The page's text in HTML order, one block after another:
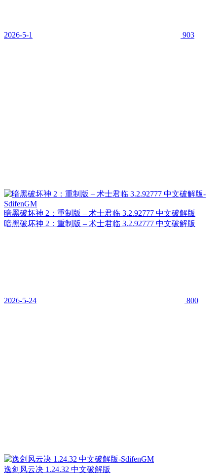
2026-5-1 903
暗黑破坏神 2：重制版 – 术士君临 3.2.92777 中文破解版
暗黑破坏神 2：重制版 – 术士君临 3.2.92777 中文破解版
2026-5-24 800
逸剑风云决 1.24.32 中文破解版